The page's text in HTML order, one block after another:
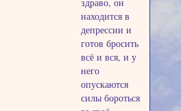
находится в
депрессии и
готов бросить
всё и вся, и у
него
опускаются
силы бороться